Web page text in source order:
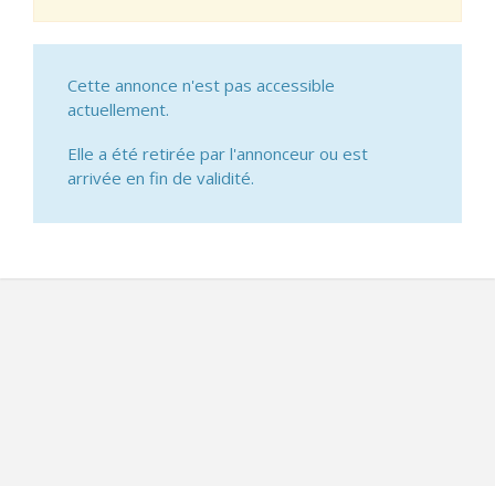
Cette annonce n'est pas accessible
actuellement.
Elle a été retirée par l'annonceur ou est
arrivée en fin de validité.